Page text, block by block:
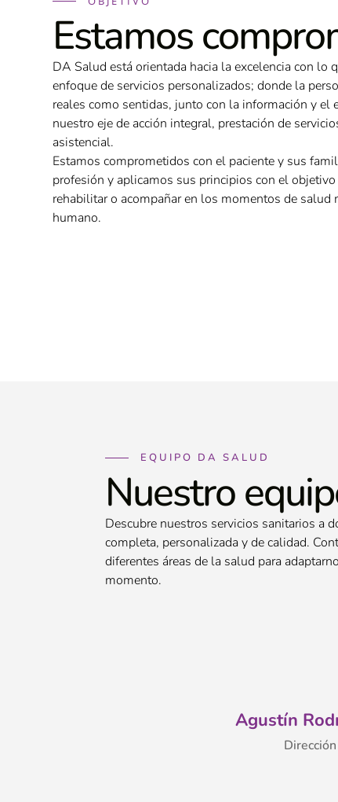
Estamos
DA Salud está orientada hacia la excelencia con lo
enfoque de servicios personalizados; donde la
reales como sentidas, junto con la información y el
nuestro eje de acción integral, prestación de
asistencial.
Estamos comprometidos con el paciente y sus
profesión y aplicamos sus principios con el objetivo
rehabilitar o acompañar en los momentos de
humano.
EQUIPO DA SALUD
Nuestro
Descubre nuestros servicios sanitarios a
completa, personalizada y de calidad.
diferentes áreas de la salud para
momento.
Agustín
Dirección